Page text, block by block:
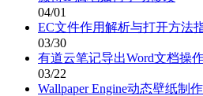
04/01
EC文件作用解析与打开方法
03/30
有道云笔记导出Word文档操
03/22
Wallpaper Engine动态壁纸制